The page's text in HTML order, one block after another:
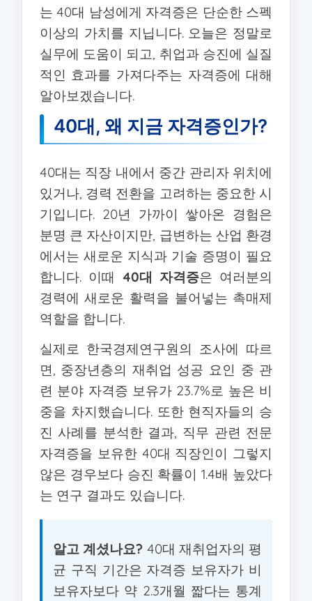
는 40대 남성에게 자격증은 단순한 스펙
이상의 가치를 지닙니다. 오늘은 정말로
실무에 도움이 되고, 취업과 승진에 실질
적인 효과를 가져다주는 자격증에 대해
알아보겠습니다.
40대, 왜 지금 자격증인가?
40대는 직장 내에서 중간 관리자 위치에
있거나, 경력 전환을 고려하는 중요한 시
기입니다. 20년 가까이 쌓아온 경험은
분명 큰 자산이지만, 급변하는 산업 환경
에서는 새로운 지식과 기술 증명이 필요
합니다. 이때 40대 자격증은 여러분의
경력에 새로운 활력을 불어넣는 촉매제
역할을 합니다.
실제로 한국경제연구원의 조사에 따르
면, 중장년층의 재취업 성공 요인 중 관
련 분야 자격증 보유가 23.7%로 높은 비
중을 차지했습니다. 또한 현직자들의 승
진 사례를 분석한 결과, 직무 관련 전문
자격증을 보유한 40대 직장인이 그렇지
않은 경우보다 승진 확률이 1.4배 높았다
는 연구 결과도 있습니다.
알고 계셨나요? 40대 재취업자의 평
균 구직 기간은 자격증 보유자가 비
보유자보다 약 2.3개월 짧다는 통계